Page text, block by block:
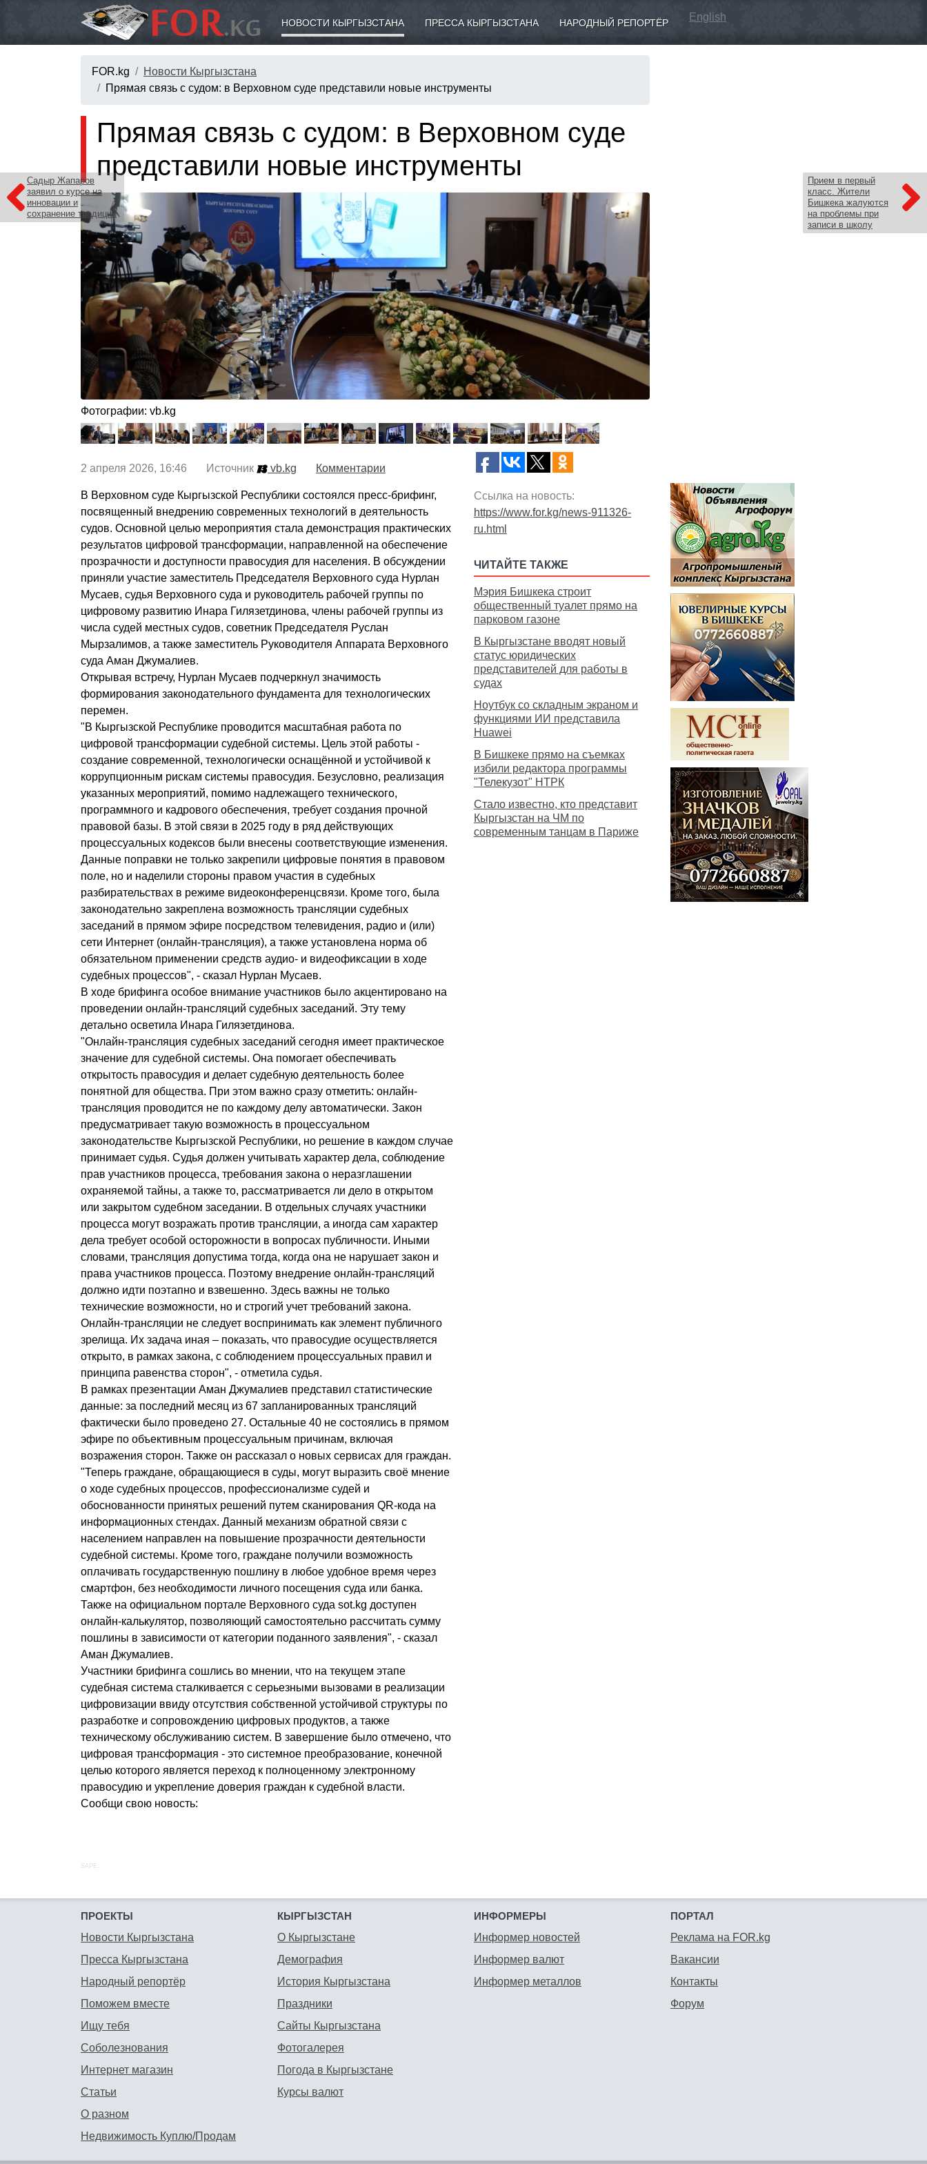
НОВОСТИ КЫРГЫЗСТАНА ПРЕССА КЫРГЫЗСТАНА НАРОДНЫЙ РЕПОРТЁР English
FOR.kg
Новости Кыргызстана
Прямая связь с судом: в Верховном суде представили новые инструменты
Садыр Жапаров
заявил о курсе на
инновации и
сохранение традиций
Прием в первый
класс. Жители
Бишкека жалуются
на проблемы при
записи в школу
Прямая связь с судом: в Верховном суде
представили новые инструменты
Фотографии: vb.kg
2 апреля 2026, 16:46 Источник vb.kg Комментарии
В Верховном суде Кыргызской Республики состоялся пресс-брифинг,
посвященный внедрению современных технологий в деятельность
судов. Основной целью мероприятия стала демонстрация практических
результатов цифровой трансформации, направленной на обеспечение
прозрачности и доступности правосудия для населения. В обсуждении
приняли участие заместитель Председателя Верховного суда Нурлан
Мусаев, судья Верховного суда и руководитель рабочей группы по
цифровому развитию Инара Гилязетдинова, члены рабочей группы из
числа судей местных судов, советник Председателя Руслан
Мырзалимов, а также заместитель Руководителя Аппарата Верховного
суда Аман Джумалиев.
Открывая встречу, Нурлан Мусаев подчеркнул значимость
формирования законодательного фундамента для технологических
перемен.
"В Кыргызской Республике проводится масштабная работа по
цифровой трансформации судебной системы. Цель этой работы -
создание современной, технологически оснащённой и устойчивой к
коррупционным рискам системы правосудия. Безусловно, реализация
указанных мероприятий, помимо надлежащего технического,
программного и кадрового обеспечения, требует создания прочной
правовой базы. В этой связи в 2025 году в ряд действующих
процессуальных кодексов были внесены соответствующие изменения.
Данные поправки не только закрепили цифровые понятия в правовом
поле, но и наделили стороны правом участия в судебных
разбирательствах в режиме видеоконференцсвязи. Кроме того, была
законодательно закреплена возможность трансляции судебных
заседаний в прямом эфире посредством телевидения, радио и (или)
сети Интернет (онлайн-трансляция), а также установлена норма об
обязательном применении средств аудио- и видеофиксации в ходе
судебных процессов", - сказал Нурлан Мусаев.
В ходе брифинга особое внимание участников было акцентировано на
проведении онлайн-трансляций судебных заседаний. Эту тему
детально осветила Инара Гилязетдинова.
"Онлайн-трансляция судебных заседаний сегодня имеет практическое
значение для судебной системы. Она помогает обеспечивать
открытость правосудия и делает судебную деятельность более
понятной для общества. При этом важно сразу отметить: онлайн-
трансляция проводится не по каждому делу автоматически. Закон
предусматривает такую возможность в процессуальном
законодательстве Кыргызской Республики, но решение в каждом случае
принимает судья. Судья должен учитывать характер дела, соблюдение
прав участников процесса, требования закона о неразглашении
охраняемой тайны, а также то, рассматривается ли дело в открытом
или закрытом судебном заседании. В отдельных случаях участники
процесса могут возражать против трансляции, а иногда сам характер
дела требует особой осторожности в вопросах публичности. Иными
словами, трансляция допустима тогда, когда она не нарушает закон и
права участников процесса. Поэтому внедрение онлайн-трансляций
должно идти поэтапно и взвешенно. Здесь важны не только
технические возможности, но и строгий учет требований закона.
Онлайн-трансляции не следует воспринимать как элемент публичного
зрелища. Их задача иная – показать, что правосудие осуществляется
открыто, в рамках закона, с соблюдением процессуальных правил и
принципа равенства сторон", - отметила судья.
В рамках презентации Аман Джумалиев представил статистические
данные: за последний месяц из 67 запланированных трансляций
фактически было проведено 27. Остальные 40 не состоялись в прямом
эфире по объективным процессуальным причинам, включая
возражения сторон. Также он рассказал о новых сервисах для граждан.
"Теперь граждане, обращающиеся в суды, могут выразить своё мнение
о ходе судебных процессов, профессионализме судей и
обоснованности принятых решений путем сканирования QR-кода на
информационных стендах. Данный механизм обратной связи с
населением направлен на повышение прозрачности деятельности
судебной системы. Кроме того, граждане получили возможность
оплачивать государственную пошлину в любое удобное время через
смартфон, без необходимости личного посещения суда или банка.
Также на официальном портале Верховного суда sot.kg доступен
онлайн-калькулятор, позволяющий самостоятельно рассчитать сумму
пошлины в зависимости от категории поданного заявления", - сказал
Аман Джумалиев.
Участники брифинга сошлись во мнении, что на текущем этапе
судебная система сталкивается с серьезными вызовами в реализации
цифровизации ввиду отсутствия собственной устойчивой структуры по
разработке и сопровождению цифровых продуктов, а также
техническому обслуживанию систем. В завершение было отмечено, что
цифровая трансформация - это системное преобразование, конечной
целью которого является переход к полноценному электронному
правосудию и укрепление доверия граждан к судебной власти.
Сообщи свою новость:
Ссылка на новость:
https://www.for.kg/news-911326-
ru.html
ЧИТАЙТЕ ТАКЖЕ
Мэрия Бишкека строит
общественный туалет прямо на
парковом газоне
В Кыргызстане вводят новый
статус юридических
представителей для работы в
судах
Ноутбук со складным экраном и
функциями ИИ представила
Huawei
В Бишкеке прямо на съемках
избили редактора программы
"Телекузот" НТРК
Стало известно, кто представит
Кыргызстан на ЧМ по
современным танцам в Париже
SAPE:
ПРОЕКТЫ
Новости Кыргызстана
Пресса Кыргызстана
Народный репортёр
Поможем вместе
Ищу тебя
Соболезнования
Интернет магазин
Статьи
О разном
Недвижимость Куплю/Продам
КЫРГЫЗСТАН
О Кыргызстане
Демография
История Кыргызстана
Праздники
Сайты Кыргызстана
Фотогалерея
Погода в Кыргызстане
Курсы валют
ИНФОРМЕРЫ
Информер новостей
Информер валют
Информер металлов
ПОРТАЛ
Реклама на FOR.kg
Вакансии
Контакты
Форум